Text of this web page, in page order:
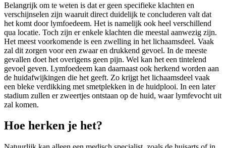
Belangrijk om te weten is dat er geen specifieke klachten en
verschijnselen zijn waaruit direct duidelijk te concluderen valt dat
het komt door lymfoedeem. Het is namelijk ook heel verschillend
qua locatie. Toch zijn er enkele klachten die meestal aanwezig zijn.
Het meest voorkomende is een zwelling in het lichaamsdeel. Vaak
zal dit zorgen voor een zwaar en drukkend gevoel. In de meeste
gevallen doet het overigens geen pijn. Wel kan het een tintelend
gevoel geven. Lymfoedeem kan daarnaast ook herkend worden aan
de huidafwijkingen die het geeft. Zo krijgt het lichaamsdeel vaak
een bleke verdikking met smetplekken in de huidplooi. In een later
stadium zullen er zweertjes ontstaan op de huid, waar lymfevocht uit
zal komen.
Hoe herken je het?